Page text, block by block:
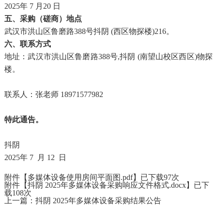
2025年 7 月20 日
五、采购（磋商）地点
武汉市洪山区鲁磨路388号抖阴 (西区物探楼)216。
六、联系方式
地址：武汉市洪山区鲁磨路388号,抖阴 (南望山校区西区)物探
楼。
联系人：张老师 18971577982
特此通告。
抖阴
2025年 7 月 12 日
附件【 多媒体设备使用房间平面图.pdf】已下载97次
附件【抖阴 2025年多媒体设备采购响应文件格式.docx】已下
载108次
上一篇： 抖阴 2025年多媒体设备采购结果公告